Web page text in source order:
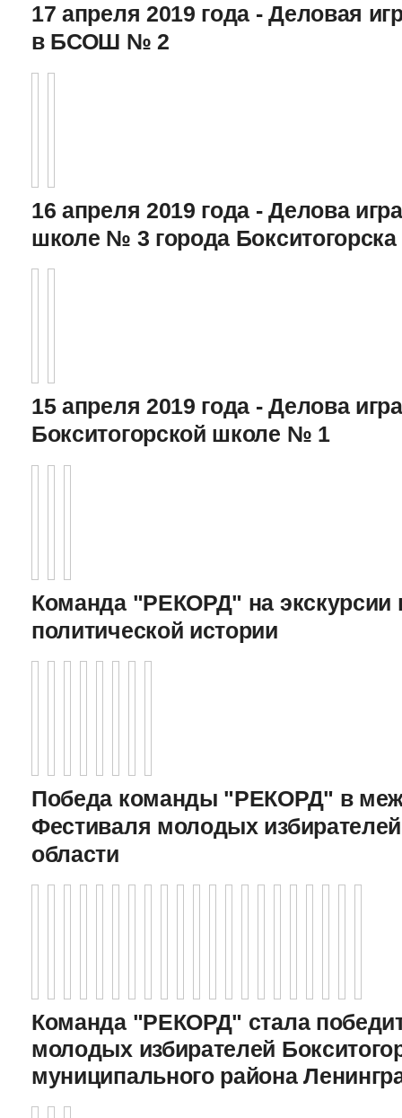
17 апреля 2019 года - Деловая
в БСОШ № 2
16 апреля 2019 года - Делова
школе № 3 города Бокситогорска
15 апреля 2019 года - Делова
Бокситогорской школе № 1
Команда "РЕКОРД" на экскурсии
политической истории
Победа команды "РЕКОРД" в
Фестиваля молодых
области
Команда "РЕКОРД" стала
молодых избирателей
муниципального района